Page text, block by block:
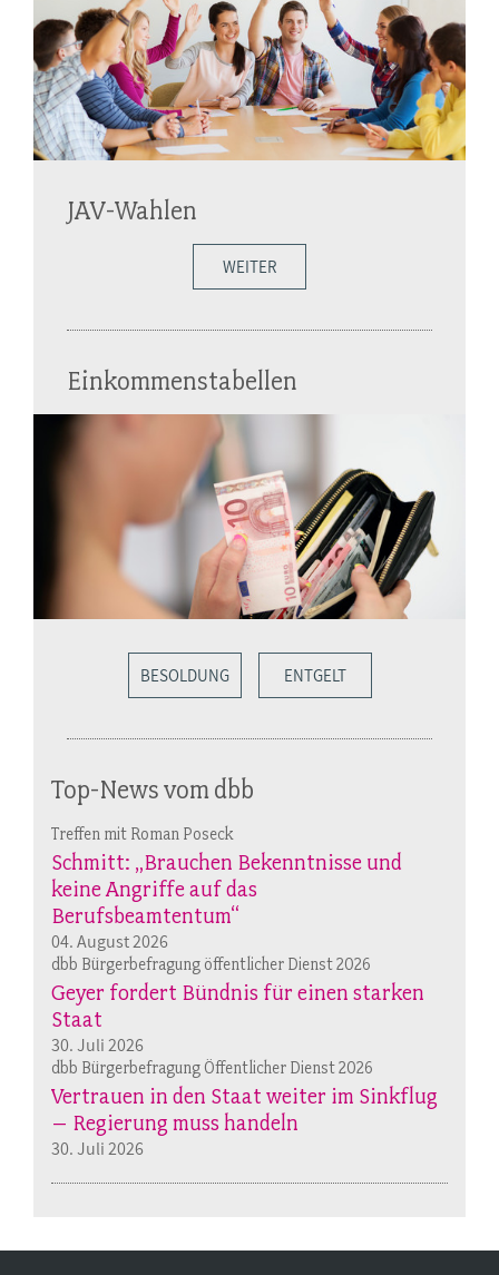
JAV-Wahlen
WEITER
Einkommenstabellen
BESOLDUNG ENTGELT
Top-News vom dbb
Treffen mit Roman Poseck
Schmitt: „Brauchen Bekenntnisse und
keine Angriffe auf das
Berufsbeamtentum“
04. August 2026
dbb Bürgerbefragung öffentlicher Dienst 2026
Geyer fordert Bündnis für einen starken
Staat
30. Juli 2026
dbb Bürgerbefragung Öffentlicher Dienst 2026
Vertrauen in den Staat weiter im Sinkflug
– Regierung muss handeln
30. Juli 2026